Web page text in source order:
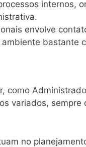
internos,
envolve
bastante
como
variados,
no